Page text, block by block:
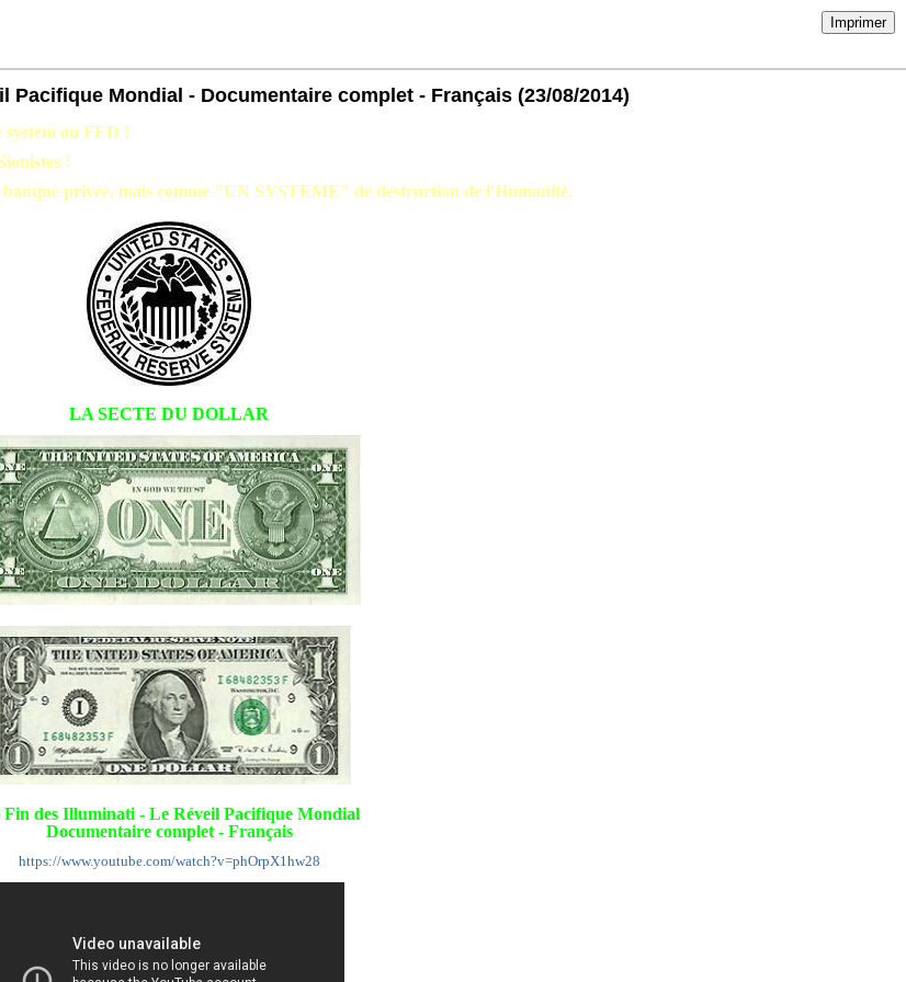
Imprimer
Pacifique Mondial - Documentaire complet - Français (23/08/2014)
system ou FED !
!
privée, mais comme "UN SYSTEME" de destruction de l'Humanité.
LA SECTE DU DOLLAR
des Illuminati - Le Réveil Pacifique Mondial
Documentaire complet - Français
https://www.youtube.com/watch?v=phOrpX1hw28